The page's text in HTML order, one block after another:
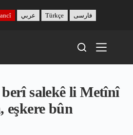
عربي Türkçe فارسی
salekê li Metînî
eşkere bûn